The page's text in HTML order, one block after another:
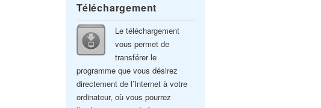
Téléchargement
Le téléchargement
vous permet de
transférer le
programme que vous désirez
directement de l’Internet à votre
ordinateur, où vous pourrez